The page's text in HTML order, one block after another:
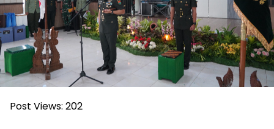
Post Views: 202